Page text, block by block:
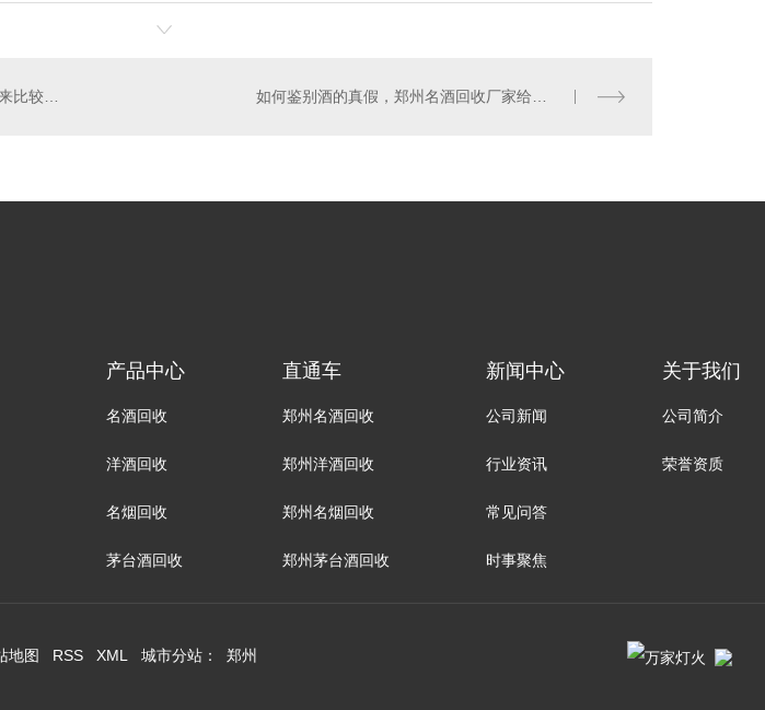
白酒和洋酒哪个更好些，哪个和起来比较上头？ 如何鉴别酒的真假，郑州名酒回收厂家给我们具体的详解？
产品中心
名酒回收
洋酒回收
名烟回收
茅台酒回收
直通车
郑州名酒回收
郑州洋酒回收
郑州名烟回收
郑州茅台酒回收
新闻中心
公司新闻
行业资讯
常见问答
时事聚焦
关于我们
公司简介
荣誉资质
地图 RSS XML 城市分站 ： 郑州